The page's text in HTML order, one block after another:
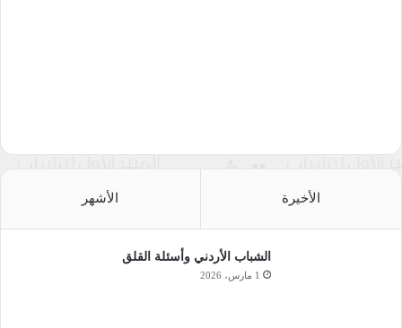
الأخيرة الأشهر
الشباب الأردني وأسئلة القلق
1 مارس، 2026